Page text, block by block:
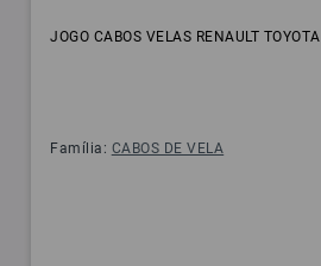
JOGO CABOS VELAS RENAULT TOYOTA
Família: CABOS DE VELA